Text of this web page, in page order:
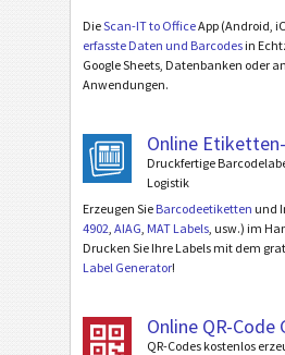
DieScan-IT to OfficeApp (Android,
erfasste Daten und Barcodes in
Google Sheets, Datenbanken oder
Anwendungen.
Online
Druckfertige
Logistik
Erzeugen Sie Barcodeetiketten und
4902 AIAG MAT Labels , usw.) im
Drucken Sie Ihre Labels mit dem
Label Generator!
Online QR-Code
QR-Codes kostenlos